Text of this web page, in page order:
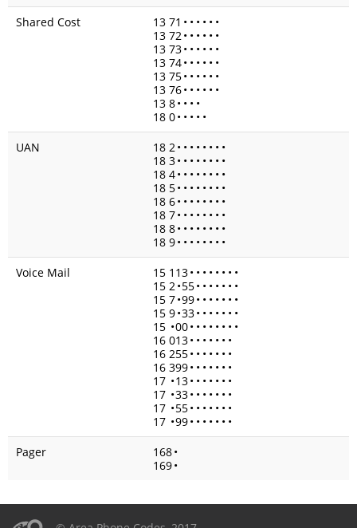
Shared Cost
13 71 • • • • • •
13 72• • • • • •
13 73• • • • • •
13 74• • • • • •
13 75• • • • • •
13 76• • • • • •
13 8• • • •
18 0• • • • •
UAN
18 2• • • • • • • •
18 3• • • • • • • •
18 4• • • • • • • •
18 5• • • • • • • •
18 6• • • • • • • •
18 7• • • • • • • •
18 8• • • • • • • •
18 9• • • • • • • •
Voice Mail
15 113• • • • • • • •
15 2•55• • • • • • •
15 7•99• • • • • • •
15 9•33• • • • • • •
15 •00• • • • • • • •
16 013• • • • • • •
16 255• • • • • • •
16 399• • • • • • •
17 •13• • • • • • •
17 •33• • • • • • •
17 •55• • • • • • •
17 •99• • • • • • •
Pager
168•
169•